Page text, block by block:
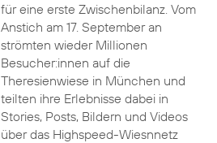
für eine erste Zwischenbilanz. Vom
Anstich am 17. September an
strömten wieder Millionen
Besucher:innen auf die
Theresienwiese in München und
teilten ihre Erlebnisse dabei in
Stories, Posts, Bildern und Videos
über das Highspeed-Wiesnnetz